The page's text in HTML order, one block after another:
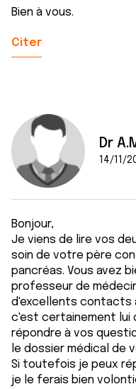
Bien à vous.
Citer
Dr
14/11/
Bonjour,
Je viens de lire vos
soin de votre père
pancréas. Vous avez
professeur de
d'excellents contacts
c'est certainement lui
répondre à vos
le dossier médical de
Si toutefois je peux
je le ferais bien